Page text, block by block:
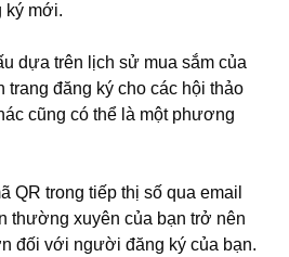
ký mới.
dựa trên lịch sử mua sắm của
trang đăng ký cho các hội thảo
cũng có thể là một phương
QR trong tiếp thị số qua email
thường xuyên của bạn trở nên
đối với người đăng ký của bạn.